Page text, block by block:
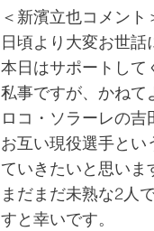
＜新濱立也コメント
日頃より大変お世話
本日はサポートして
私事ですが、かねて
ロコ・ソラーレの吉
お互い現役選手とい
ていきたいと思いま
まだまだ未熟な2人
すと幸いです。